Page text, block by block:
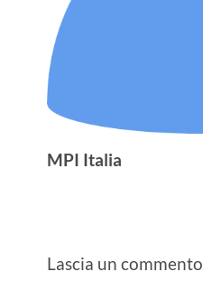
MPI Italia
Lascia un commento